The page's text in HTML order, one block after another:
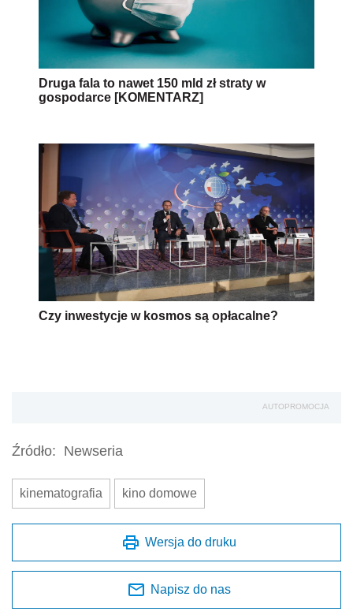
Druga fala to nawet 150 mld zł straty w
gospodarce [KOMENTARZ]
Czy inwestycje w kosmos są opłacalne?
AUTOPROMOCJA
Źródło: Newseria
kinematografia kino domowe
Wersja do druku
Napisz do nas